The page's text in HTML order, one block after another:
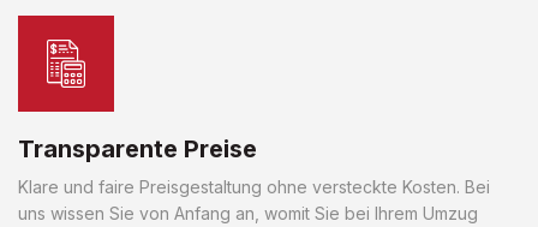
Transparente Preise
Klare und faire Preisgestaltung ohne versteckte Kosten. Bei
uns wissen Sie von Anfang an, womit Sie bei Ihrem Umzug